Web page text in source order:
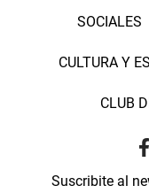
SOCIALES
CULTURA Y
CLUB
Suscribite al